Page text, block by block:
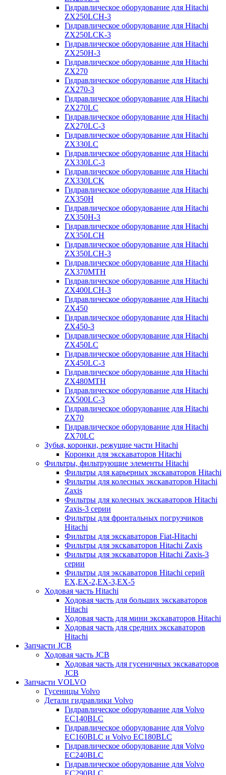
Гидравлическое оборудование для Hitachi
ZX250LCH-3
Гидравлическое оборудование для Hitachi
ZX250LCK-3
Гидравлическое оборудование для Hitachi
ZX250Н-3
Гидравлическое оборудование для Hitachi
ZX270
Гидравлическое оборудование для Hitachi
ZX270-3
Гидравлическое оборудование для Hitachi
ZX270LC
Гидравлическое оборудование для Hitachi
ZX270LC-3
Гидравлическое оборудование для Hitachi
ZX330LC
Гидравлическое оборудование для Hitachi
ZX330LC-3
Гидравлическое оборудование для Hitachi
ZX330LCK
Гидравлическое оборудование для Hitachi
ZX350H
Гидравлическое оборудование для Hitachi
ZX350H-3
Гидравлическое оборудование для Hitachi
ZX350LCH
Гидравлическое оборудование для Hitachi
ZX350LCH-3
Гидравлическое оборудование для Hitachi
ZX370MTH
Гидравлическое оборудование для Hitachi
ZX400LCH-3
Гидравлическое оборудование для Hitachi
ZX450
Гидравлическое оборудование для Hitachi
ZX450-3
Гидравлическое оборудование для Hitachi
ZX450LC
Гидравлическое оборудование для Hitachi
ZX450LC-3
Гидравлическое оборудование для Hitachi
ZX480MTH
Гидравлическое оборудование для Hitachi
ZX500LC-3
Гидравлическое оборудование для Hitachi
ZX70
Гидравлическое оборудование для Hitachi
ZX70LC
Зубья, коронки, режущие части Hitachi
Коронки для экскаваторов Hitachi
Фильтры, фильтрующие элементы Hitachi
Фильтры для карьерных экскаваторов Hitachi
Фильтры для колесных экскаваторов Hitachi
Zaxis
Фильтры для колесных экскаваторов Hitachi
Zaxis-3 серии
Фильтры для фронтальных погрузчиков
Hitachi
Фильтры для экскаваторов Fiat-Hitachi
Фильтры для экскаваторов Hitachi Zaxis
Фильтры для экскаваторов Hitachi Zaxis-3
серии
Фильтры для экскаваторов Hitachi серий
EX,EX-2,EX-3,EX-5
Ходовая часть Hitachi
Ходовая часть для больших экскаваторов
Hitachi
Ходовая часть для мини экскаваторов Hitachi
Ходовая часть для средних экскаваторов
Hitachi
Запчасти JCB
Ходовая часть JCB
Ходовая часть для гусеничных экскаваторов
JCB
Запчасти VOLVO
Гусеницы Volvo
Детали гидравлики Volvo
Гидравлическое оборудование для Volvo
EC140BLC
Гидравлическое оборудование для Volvo
EC160BLC и Volvo EC180BLC
Гидравлическое оборудование для Volvo
EC240BLC
Гидравлическое оборудование для Volvo
EC290BLC